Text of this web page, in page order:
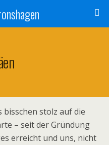
stolz auf die
– seit der Gründung
erreicht und uns, nicht